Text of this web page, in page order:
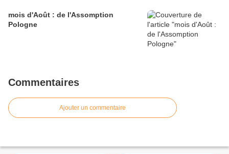
mois d'Août : de l'Assomption
Pologne
Commentaires
Ajouter un commentaire